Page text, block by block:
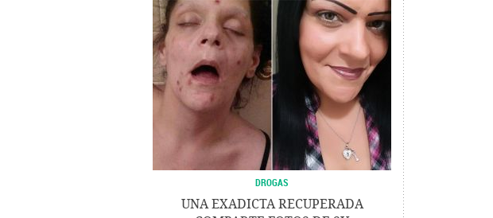
DROGAS
UNA EXADICTA RECUPERADA